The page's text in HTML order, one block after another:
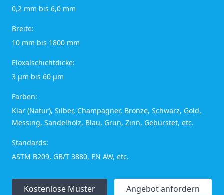
0,2 mm bis 6,0 mm
Breite:
10 mm bis 1800 mm
Eloxalschichtdicke:
3 μm bis 60 μm
Farben:
Klar (Natur), Silber, Champagner, Bronze, Schwarz, Gold,
Messing, Sandelholz, Blau, Grün, Zinn, Gebürstet, etc.
Standards:
ASTM B209, GB/T 3880, EN AW, etc.
Kostenlose Muster Angebot anfordern